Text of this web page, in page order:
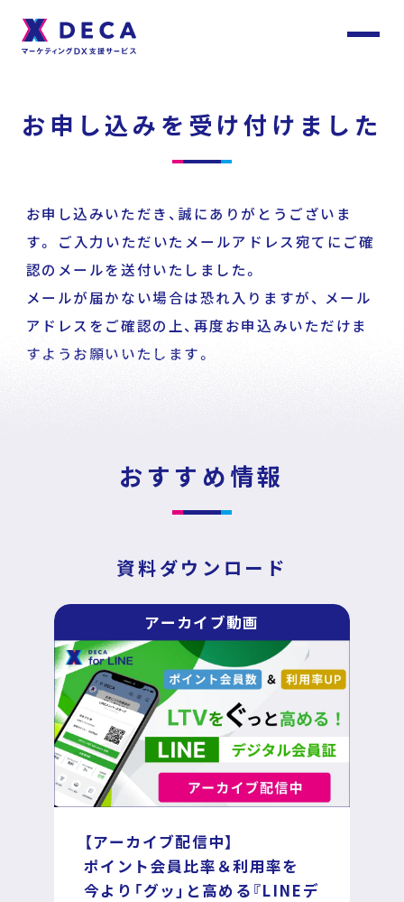
About
DECAについて
Services
サービス
サービストップ
DECA Marketing Agent
データ基盤・マーケティングツール
DECA オンライン接客
DECA カスタマーサポート
DECA MA
DECA for LINE
CustomerStories
資料ダウンロード
お問い合わせ
パートナープログラム
Special Contents
お申し込みを受け付けました
お申し込みいただき、誠にありがとうございま
す。
ご入力いただいたメールアドレス宛てにご確
認のメールを送付いたしました。
メールが届かない場合は恐れ入りますが、 メール
アドレスをご確認の上、再度お申込みいただけま
すようお願いいたします。
おすすめ情報
資料ダウンロード
アーカイブ動画
【アーカイブ配信中】
ポイント会員比率＆利用率を
今より「グッ」と高める『LINEデ